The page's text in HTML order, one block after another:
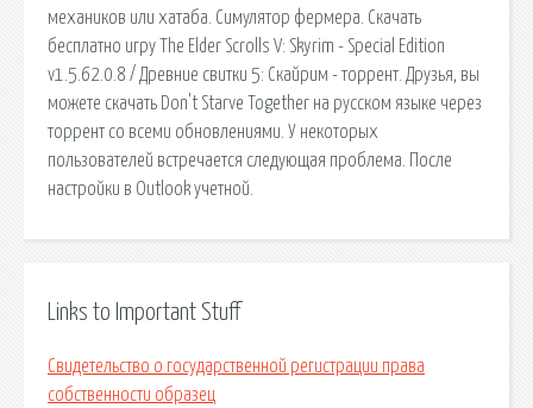
механиков или хатаба. Симулятор фермера. Скачать
бесплатно игру The Elder Scrolls V: Skyrim - Special Edition
v1.5.62.0.8 / Древние свитки 5: Скайрим - торрент. Друзья, вы
можете скачать Don't Starve Together на русском языке через
торрент со всеми обновлениями. У некоторых
пользователей встречается следующая проблема. После
настройки в Outlook учетной.
Links to Important Stuff
Свидетельство о государственной регистрации права
собственности образец